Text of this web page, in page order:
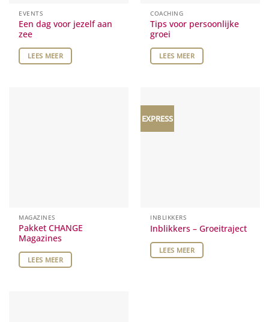
EVENTS
Een dag voor jezelf aan
zee
LEES MEER
COACHING
Tips voor persoonlijke
groei
LEES MEER
MAGAZINES
Pakket CHANGE
Magazines
LEES MEER
EXPRESS
INBLIKKERS
Inblikkers – Groeitraject
LEES MEER